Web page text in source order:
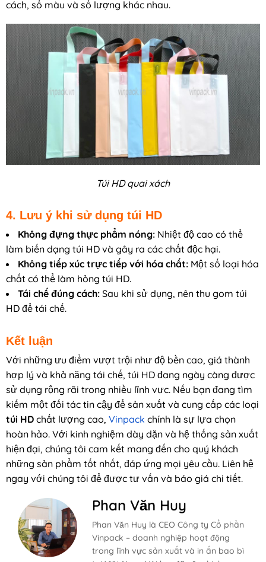
cách, số màu và số lượng khác nhau.
Túi HD quai xách
4. Lưu ý khi sử dụng túi HD
Không đựng thực phẩm nóng: Nhiệt độ cao có thể
làm biến dạng túi HD và gây ra các chất độc hại.
Không tiếp xúc trực tiếp với hóa chất: Một số loại hóa
chất có thể làm hỏng túi HD.
Tái chế đúng cách: Sau khi sử dụng, nên thu gom túi
HD để tái chế.
Kết luận
Với những ưu điểm vượt trội như độ bền cao, giá thành
hợp lý và khả năng tái chế, túi HD đang ngày càng được
sử dụng rộng rãi trong nhiều lĩnh vực. Nếu bạn đang tìm
kiếm một đối tác tin cậy để sản xuất và cung cấp các loại
túi HD chất lượng cao, Vinpack chính là sự lựa chọn
hoàn hảo. Với kinh nghiệm dày dặn và hệ thống sản xuất
hiện đại, chúng tôi cam kết mang đến cho quý khách
những sản phẩm tốt nhất, đáp ứng mọi yêu cầu. Liên hệ
ngay với chúng tôi để được tư vấn và báo giá chi tiết.
Phan Văn Huy
Phan Văn Huy là CEO Công ty Cổ phần
Vinpack – doanh nghiệp hoạt động
trong lĩnh vực sản xuất và in ấn bao bì